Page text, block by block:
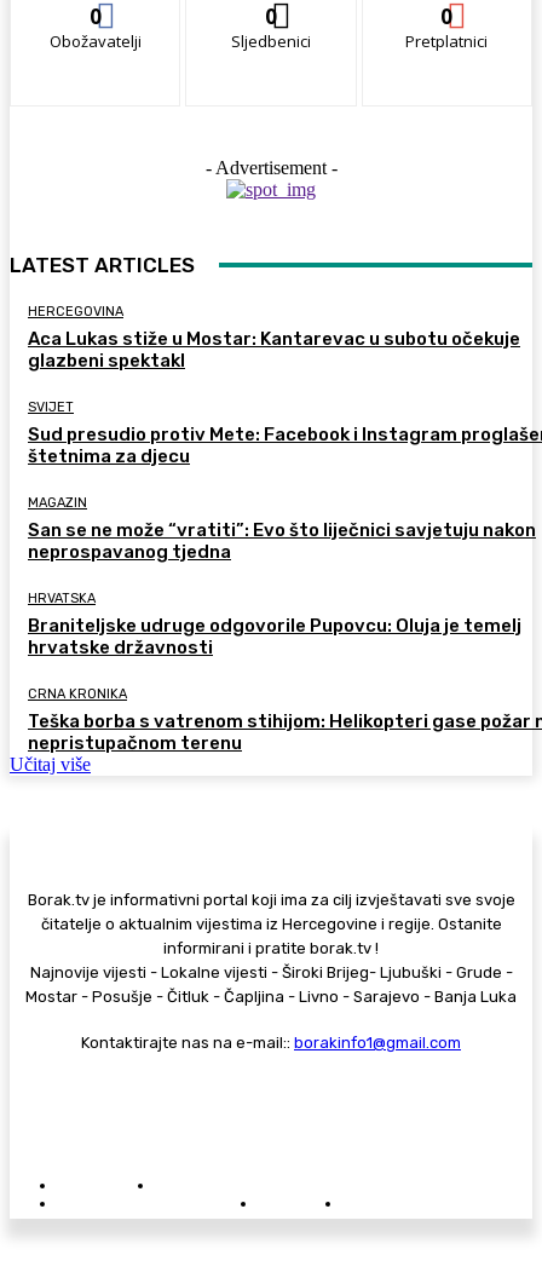
0
Obožavatelji
0
Sljedbenici
0
Pretplatnici
- Advertisement -
LATEST ARTICLES
HERCEGOVINA
Aca Lukas stiže u Mostar: Kantarevac u subotu očekuje
glazbeni spektakl
SVIJET
Sud presudio protiv Mete: Facebook i Instagram
štetnima za djecu
MAGAZIN
San se ne može “vratiti”: Evo što liječnici savjetuju nakon
neprospavanog tjedna
HRVATSKA
Braniteljske udruge odgovorile Pupovcu: Oluja je temelj
hrvatske državnosti
CRNA KRONIKA
Teška borba s vatrenom stihijom: Helikopteri gase požar
nepristupačnom terenu
Učitaj više
Borak.tv je informativni portal koji ima za cilj izvještavati sve svoje
čitatelje o aktualnim vijestima iz Hercegovine i regije. Ostanite
informirani i pratite borak.tv !
Najnovije vijesti - Lokalne vijesti - Široki Brijeg- Ljubuški - Grude -
Mostar - Posušje - Čitluk - Čapljina - Livno - Sarajevo - Banja Luka
Kontaktirajte nas na e-mail:: borakinfo1@gmail.com